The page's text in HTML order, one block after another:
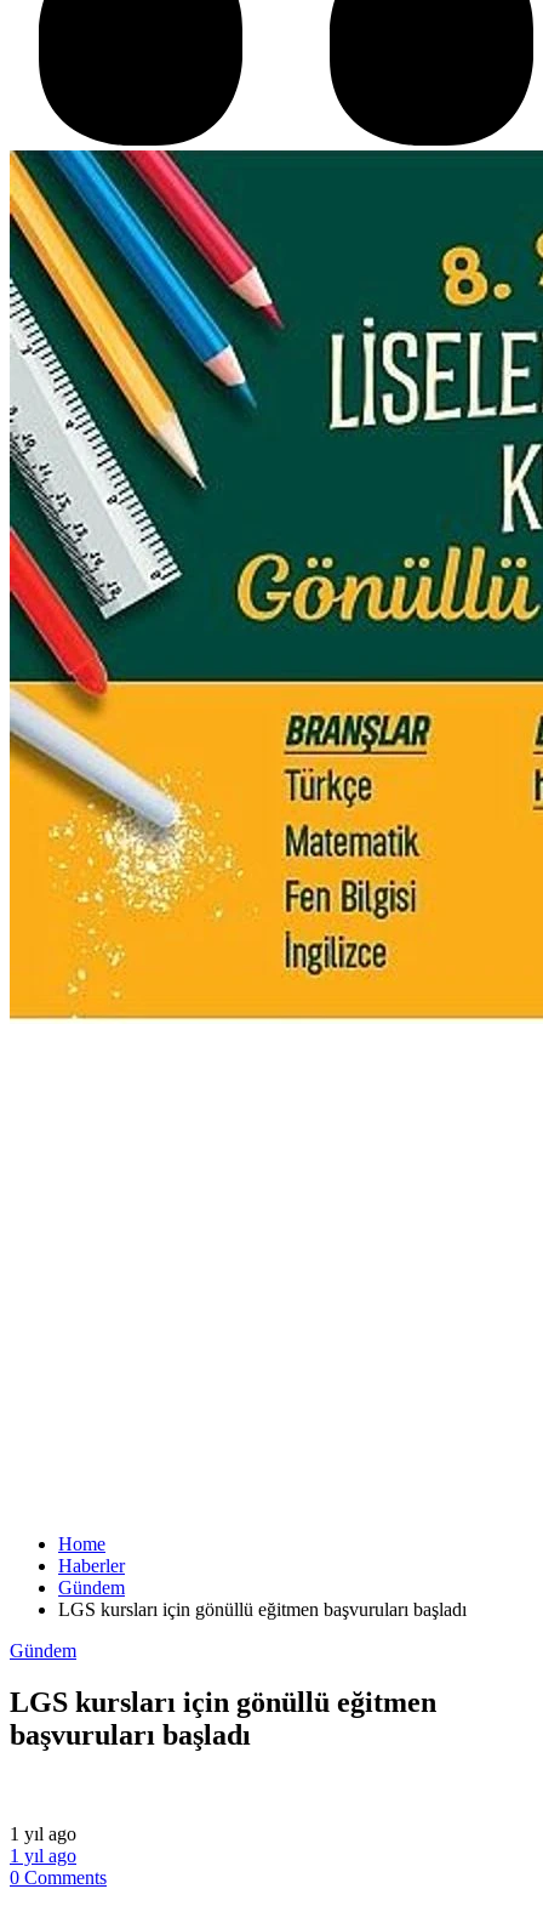
Home
Haberler
Gündem
LGS kursları için gönüllü eğitmen başvuruları başladı
Gündem
LGS kursları için gönüllü eğitmen
başvuruları başladı
1 yıl ago
1 yıl ago
0 Comments